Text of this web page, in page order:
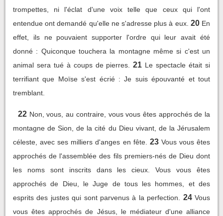
trompettes, ni l'éclat d'une voix telle que ceux qui l'ont
entendue ont demandé qu'elle ne s'adresse plus à eux. 20 En
effet, ils ne pouvaient supporter l'ordre qui leur avait été
donné : Quiconque touchera la montagne même si c'est un
animal sera tué à coups de pierres.
21 Le spectacle était si
terrifiant que Moïse s'est écrié : Je suis épouvanté et tout
tremblant.
22 Non, vous, au contraire, vous vous êtes approchés de la
montagne de Sion, de la cité du Dieu vivant, de la Jérusalem
céleste, avec ses milliers d'anges en fête. 23 Vous vous êtes
approchés de l'assemblée des fils premiers-nés de Dieu dont
les noms sont inscrits dans les cieux. Vous vous êtes
approchés de Dieu, le Juge de tous les hommes, et des
esprits des justes qui sont parvenus à la perfection.
24 Vous
vous êtes approchés de Jésus, le médiateur d'une alliance